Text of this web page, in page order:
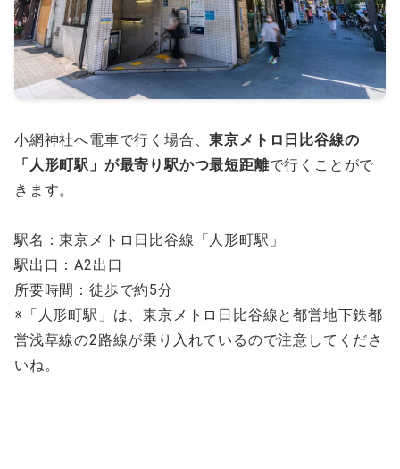
小網神社へ電車で行く場合、東京メトロ日比谷線の
「人形町駅」が最寄り駅かつ最短距離で行くことがで
きます。
駅名：東京メトロ日比谷線「人形町駅」
駅出口：A2出口
所要時間：徒歩で約5分
※「人形町駅」は、東京メトロ日比谷線と都営地下鉄都
営浅草線の2路線が乗り入れているので注意してくださ
いね。